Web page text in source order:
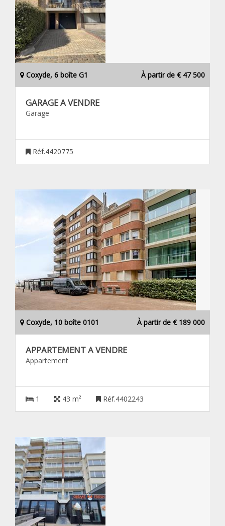
Coxyde, 6 boîte G1 À partir de € 47 500
GARAGE A VENDRE
Garage
Réf.4420775
Coxyde, 10 boîte 0101 À partir de € 189 000
APPARTEMENT A VENDRE
Appartement
1 43 m² Réf.4402243